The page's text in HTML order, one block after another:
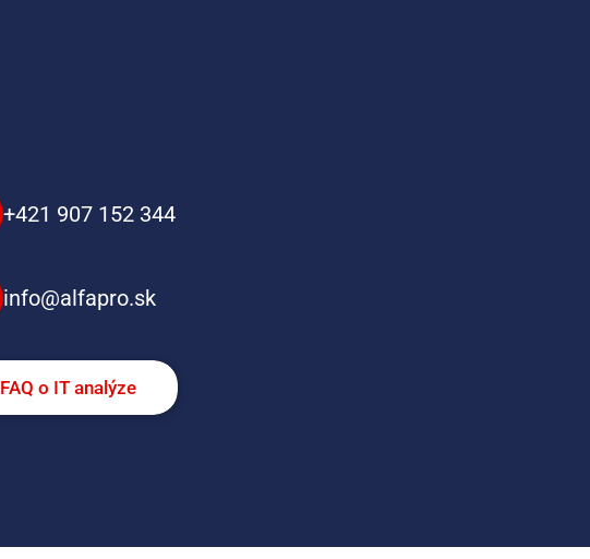
+421 907 152 344
info@alfapro.sk
FAQ o IT analýze